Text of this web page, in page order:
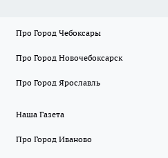
Про Город Чебоксары
Про Город Новочебоксарск
Про Город Ярославль
Наша Газета
Про Город Иваново